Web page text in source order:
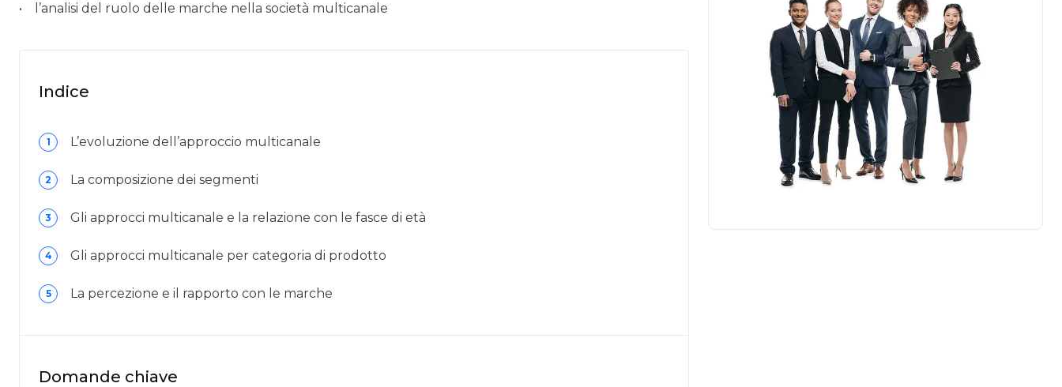
• l’analisi del ruolo delle marche nella società multicanale
Indice
1 L’evoluzione dell’approccio multicanale
2 La composizione dei segmenti
3 Gli approcci multicanale e la relazione con le fasce di età
4 Gli approcci multicanale per categoria di prodotto
5 La percezione e il rapporto con le marche
Domande chiave